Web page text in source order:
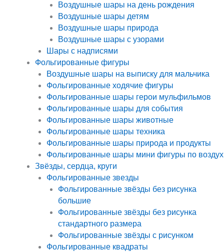
Воздушные шары на день рождения
Воздушные шары детям
Воздушные шары природа
Воздушные шары с узорами
Шары с надписями
Фольгированные фигуры
Воздушные шары на выписку для мальчика
Фольгированные ходячие фигуры
Фольгированные шары герои мульфильмов
Фольгированные шары для события
Фольгированные шары животные
Фольгированные шары техника
Фольгированные шары природа и продукты
Фольгированные шары мини фигуры по воздух
Звёзды, сердца, круги
Фольгированные звезды
Фольгированные звёзды без рисунка
большие
Фольгированные звёзды без рисунка
стандартного размера
Фольгированные звёзды с рисунком
Фольгированные квадраты